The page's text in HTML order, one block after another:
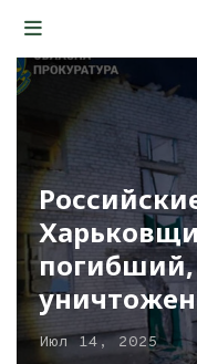
погибший,
Июл 14, 2025